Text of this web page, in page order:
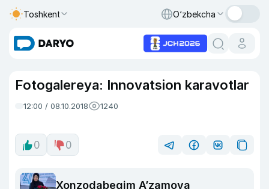
Toshkent O‘zbekcha
Fotogalereya: Innovatsion karavotlar
12:00 / 08.10.2018 1240
0 0
Xonzodabegim A’zamova